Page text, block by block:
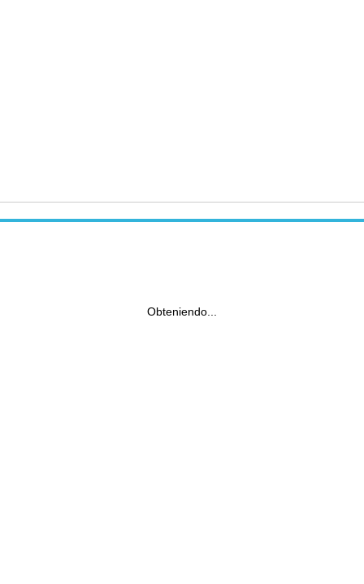
Obteniendo...